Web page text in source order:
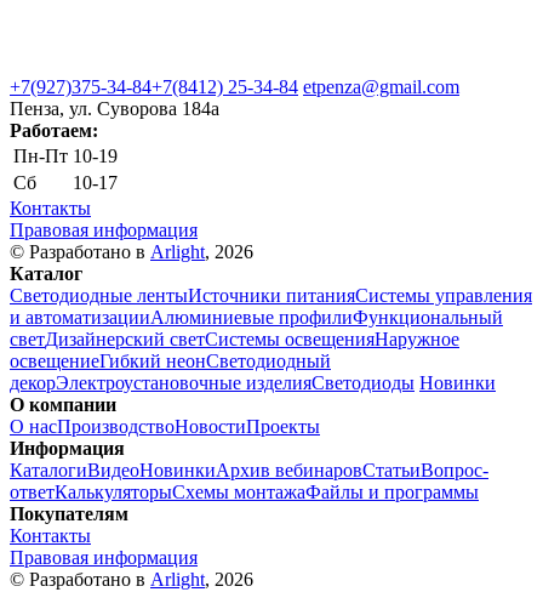
+7(927)375-34-84+7(8412) 25-34-84 etpenza@gmail.com
Пенза, ул. Cуворова 184а
Работаем:
Пн-Пт 10-19
Сб
10-17
Контакты
Правовая информация
© Разработано в Arlight, 2026
Каталог
Светодиодные лентыИсточники питанияСистемы управления
и автоматизацииАлюминиевые профилиФункциональный
светДизайнерский светСистемы освещенияНаружное
освещениеГибкий неонСветодиодный
декорЭлектроустановочные изделияСветодиоды Новинки
О компании
О насПроизводствоНовостиПроекты
Информация
КаталогиВидеоНовинкиАрхив вебинаровСтатьиВопрос-
ответКалькуляторыСхемы монтажаФайлы и программы
Покупателям
Контакты
Правовая информация
© Разработано в Arlight, 2026